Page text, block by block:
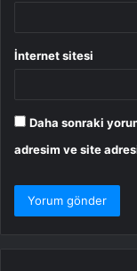
İnternet sitesi
Daha sonraki
adresim ve site